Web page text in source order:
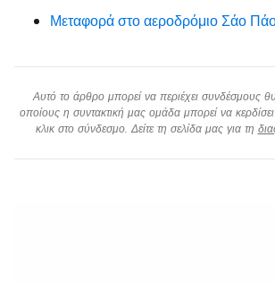
Μεταφορά στο αεροδρόμιο Σάο
Αυτό το άρθρο μπορεί να περιέχει συνδέσμους
οποίους η συντακτική μας ομάδα μπορεί να
κλικ στο σύνδεσμο. Δείτε τη σελίδα μας για τη